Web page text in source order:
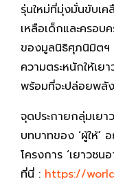
รุ่นใหม่ที่มุ่งมั่นขับเ
เหลือเด็กและครอบ
ของมูลนิธิศุภนิมิต
ความตระหนักให้เ
พร้อมที่จะปล่อยพลัง
จุดประกายกลุ่มเยา
บทบาทของ ‘ผู้ให้’
โครงการ ‘เยาวชน
ที่นี่ : https://